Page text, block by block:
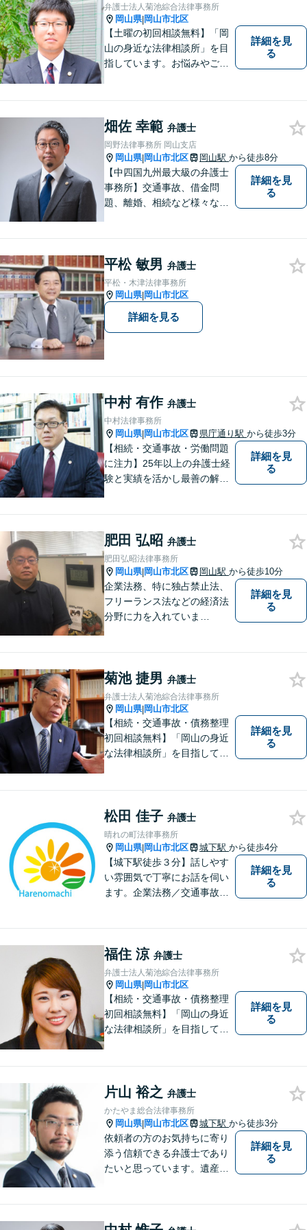
弁護士法人菊池綜合法律事務所
岡山県|岡山市北区
【土曜の初回相談無料】「岡
山の身近な法律相談所」を目
指しています。お悩みやご不
でも構いません。お気軽にご
相談ください。【土曜日も受
付可能】【専用駐車場あり】
詳細を見
る
畑佐 幸範 弁護士
岡野法律事務所 岡山支店
岡山県|岡山市北区 岡山駅 から徒歩8分
【中四国九州最大級の弁護士
事務所】交通事故、借金問
題、離婚、相続など様々な問
い！
詳細を見
る
平松 敏男 弁護士
平松・木津法律事務所
岡山県|岡山市北区
詳細を見る
中村 有作 弁護士
中村法律事務所
岡山県|岡山市北区 県庁通り駅 から徒歩3分
【相続・交通事故・労働問題
に注力】25年以上の弁護士経
験と実績を活かし最善の解決
詳細を見
る
肥田 弘昭 弁護士
肥田弘昭法律事務所
岡山県|岡山市北区 岡山駅 から徒歩10分
企業法務、特に独占禁止法、
フリーランス法などの経済法
分野に力を入れていま
詳細を見
る
菊池 捷男 弁護士
弁護士法人菊池綜合法律事務所
岡山県|岡山市北区
【相続・交通事故・債務整理
初回相談無料】「岡山の身近
な法律相談所」を目指してい
んなささいなことでも構いま
せん。お気軽にご相談くださ
い。【土曜日も受付可能】
【専用駐車場あり】
詳細を見
る
松田 佳子 弁護士
晴れの町法律事務所
岡山県|岡山市北区 城下駅 から徒歩4分
【城下駅徒歩３分】話しやす
い雰囲気で丁寧にお話を伺い
ます。企業法務／交通事故／
詳細を見
る
福住 涼 弁護士
弁護士法人菊池綜合法律事務所
岡山県|岡山市北区
【相続・交通事故・債務整理
初回相談無料】「岡山の身近
な法律相談所」を目指してい
んなささいなことでも構いま
せん。お気軽にご相談くださ
い。【土曜日も受付可能】
【専用駐車場あり】
詳細を見
る
片山 裕之 弁護士
かたやま総合法律事務所
岡山県|岡山市北区 城下駅 から徒歩3分
依頼者の方のお気持ちに寄り
添う信頼できる弁護士であり
たいと思っています。遺産分
詳細を見
る